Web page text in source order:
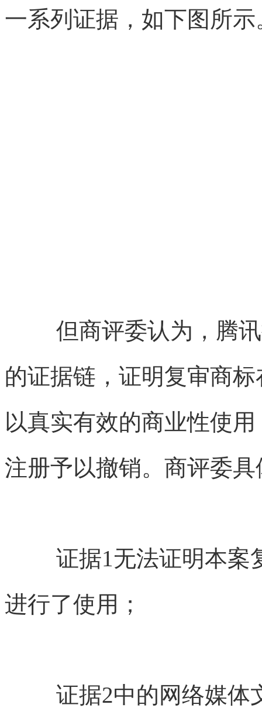
一系列证据，如下图所示
但商评委认为，腾
的证据链，证明复审商
以真实有效的商业性使用
注册予以撤销。商评委
证据1无法证明本案
进行了使用；
证据2中的网络媒体